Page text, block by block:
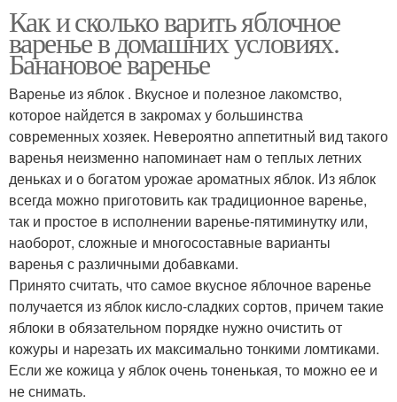
Как и сколько варить яблочное
варенье в домашних условиях.
Банановое варенье
Варенье из яблок . Вкусное и полезное лакомство,
которое найдется в закромах у большинства
современных хозяек. Невероятно аппетитный вид такого
варенья неизменно напоминает нам о теплых летних
деньках и о богатом урожае ароматных яблок. Из яблок
всегда можно приготовить как традиционное варенье,
так и простое в исполнении варенье-пятиминутку или,
наоборот, сложные и многосоставные варианты
варенья с различными добавками.
Принято считать, что самое вкусное яблочное варенье
получается из яблок кисло-сладких сортов, причем такие
яблоки в обязательном порядке нужно очистить от
кожуры и нарезать их максимально тонкими ломтиками.
Если же кожица у яблок очень тоненькая, то можно ее и
не снимать.